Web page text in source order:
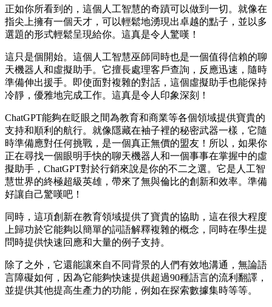
正如你所看到的，這個人工智慧的奇蹟可以做到一切。就像在
指尖上擁有一個天才，可以輕鬆地湧現出卓越的點子，並以多
選題的形式輕鬆呈現給你。這真是令人驚嘆！
這只是個開始。這個人工智慧巫師同時也是一個值得信賴的聊
天機器人和虛擬助手。它擅長處理客戶查詢，反應迅速，隨時
準備伸出援手。即使面對複雜的對話，這個虛擬助手也能保持
冷靜，優雅地完成工作。這真是令人印象深刻！
ChatGPT能夠在眨眼之間為教育和商業等各個領域提供寶貴的
支持和順利的航行。就像隱藏在袖子裡的秘密武器一樣，它隨
時準備應對任何挑戰，是一個真正無價的盟友！所以，如果你
正在尋找一個眼明手快的聊天機器人和一個事事在掌握中的虛
擬助手，ChatGPT對於行銷來說是你的不二之選。它是人工智
慧世界的終極超級英雄，帶來了無與倫比的創新和效率。準備
好讓自己驚嘆吧！
同時，這項創新在教育領域提供了寶貴的協助，這在很大程度
上歸功於它能夠以簡單的詞語解釋複雜的概念，同時在學生提
問時提供快速回應和大量的例子支持。
除了之外，它還能讓來自不同背景的人們有效地溝通，無論語
言障礙如何，因為它能夠快速提供超過90種語言的流利翻譯，
並提供其他提高生產力的功能，例如在探索數據集時等等。